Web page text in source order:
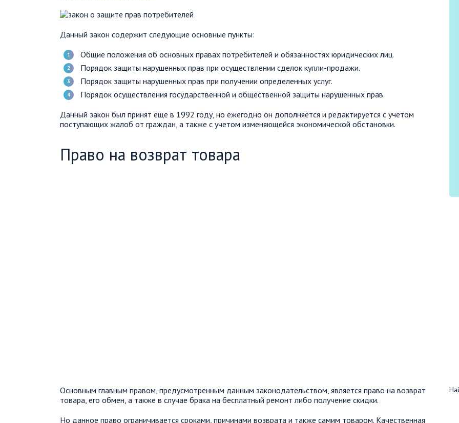
Данный закон содержит следующие основные пункты:
Общие положения об основных правах потребителей и обязанностях юридических лиц.
Порядок защиты нарушенных прав при осуществлении сделок купли-продажи.
Порядок защиты нарушенных прав при получении определенных услуг.
Порядок осуществления государственной и общественной защиты нарушенных прав.
Данный закон был принят еще в 1992 году, но ежегодно он дополняется и редактируется с учетом
поступающих жалоб от граждан, а также с учетом изменяющейся экономической обстановки.
Право на возврат товара
Основным главным правом, предусмотренным данным законодательством, является право на возврат
товара, его обмен, а также в случае брака на бесплатный ремонт либо получение скидки.
Но данное право ограничивается сроками, причинами возврата и также самим товаром. Качественная